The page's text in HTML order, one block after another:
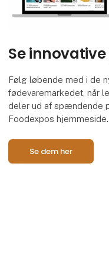
Se
Følg løbende med i de
fødevaremarkedet, når
deler ud af spændende
Foodexpos hjemmeside.
Se dem her